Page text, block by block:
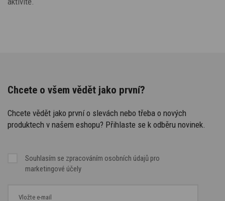
Chcete o všem vědět jako první?
Chcete vědět jako první o slevách nebo třeba o nových
produktech v našem eshopu? Přihlaste se k odběru novinek.
Souhlasím se zpracováním osobních údajů pro
marketingové účely